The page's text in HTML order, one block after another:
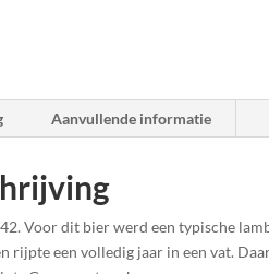
Aanvullende informatie
Voor dit bier werd een typische
rijpte een volledig jaar in een vat.